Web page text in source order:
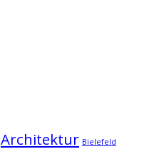
Architektur Bielefeld